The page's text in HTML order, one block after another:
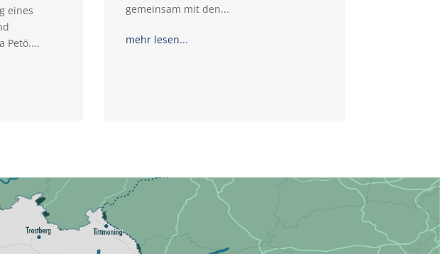
eines
Petö....
gemeinsam mit den...
mehr lesen...